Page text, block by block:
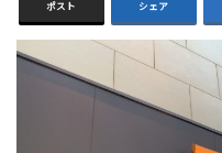
ポスト シェア